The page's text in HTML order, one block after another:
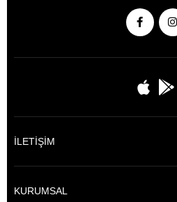
İLETİŞİM
KURUMSAL